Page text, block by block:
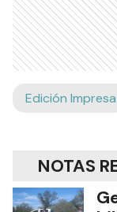
Edición Impresa
NOTAS